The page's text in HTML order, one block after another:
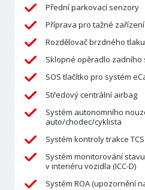
Přední parkovací senzory
Příprava pro tažné zařízení
Rozdělovač brzdného tlaku
Sklopné opěradlo zadního
SOS tlačítko pro systém
Středový centrální airbag
Systém autonomního
auto/chodec/cyklista
Systém kontroly trakce TCS
Systém monitorování
v interiéru vozidla (ICC-D)
Systém ROA (upozornění